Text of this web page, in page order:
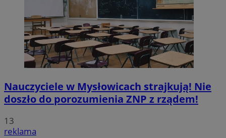
Nauczyciele w Mysłowicach strajkują! Nie
doszło do porozumienia ZNP z rządem!
13
reklama